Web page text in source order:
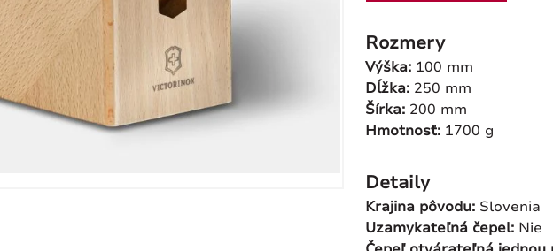
Rozmery
Výška: 100 mm
Dĺžka: 250 mm
Šírka: 200 mm
Hmotnosť: 1700 g
Detaily
Krajina pôvodu: Slovenia
Uzamykateľná čepel: Nie